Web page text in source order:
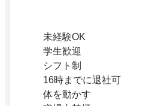
未経験OK
学生歓迎
シフト制
16時までに退社可
体を動かす